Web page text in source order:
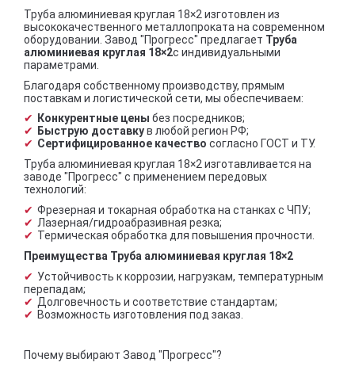
Труба алюминиевая круглая 18×2 изготовлен из
высококачественного металлопроката на современном
оборудовании. Завод "Прогресс" предлагает Труба
алюминиевая круглая 18×2с индивидуальными
параметрами.
Благодаря собственному производству, прямым
поставкам и логистической сети, мы обеспечиваем:
Конкурентные цены без посредников;
Быструю доставкув любой регион РФ;
Сертифицированное качество согласно ГОСТ и ТУ.
Труба алюминиевая круглая 18×2 изготавливается на
заводе "Прогресс" с применением передовых
технологий:
Фрезерная и токарная обработка на станках с ЧПУ;
Лазерная/гидроабразивная резка;
Термическая обработка для повышения прочности.
Преимущества Труба алюминиевая круглая 18×2
Устойчивость к коррозии, нагрузкам, температурным
перепадам;
Долговечность и соответствие стандартам;
Возможность изготовления под заказ.
Почему выбирают Завод "Прогресс"?